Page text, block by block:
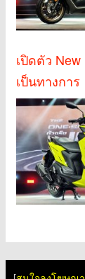
เปิดตัว
เป็นทางการ